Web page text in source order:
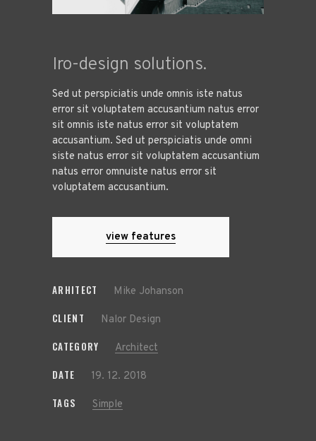
Iro-design solutions.
Sed ut perspiciatis unde omnis iste natus
error sit voluptatem accusantium natus error
sit omnis iste natus error sit voluptatem
accusantium. Sed ut perspiciatis unde omni
siste natus error sit voluptatem accusantium
natus error omnuiste natus error sit
voluptatem accusantium.
view features
ARHITECT Mike Johanson
CLIENT Nalor Design
CATEGORY Architect
DATE 19. 12. 2018
TAGS Simple